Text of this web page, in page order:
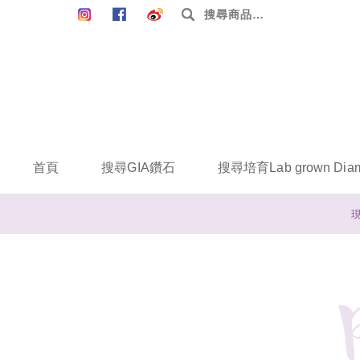
搜
尋：
首頁 搜尋GIA鑽石 搜尋培育Lab grown